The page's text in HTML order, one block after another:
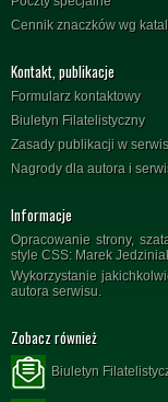
Cennik znaczków wg
Kontakt, publikacje
Formularz kontaktowy
Biuletyn Filatelistyczny
Zasady publikacji w
Nagrody dla autora i
Informacje
Opracowanie strony,
style CSS: Marek
Wykorzystanie
autora serwisu.
Zobacz również
Biuletyn